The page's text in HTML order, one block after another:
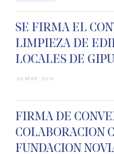
SE FIRMA EL
LIMPIEZA DE
LOCALES DE
26 MAR. 2015
FIRMA DE
COLABORACION
FUNDACION